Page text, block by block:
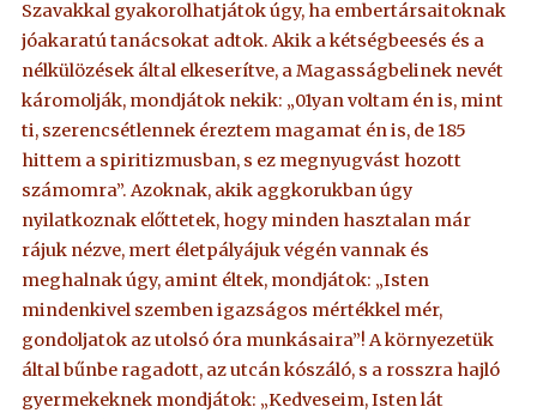
Szavakkal gyakorolhatjátok úgy, ha embertársaitoknak
jóakaratú tanácsokat adtok. Akik a kétségbeesés és a
nélkülözések által elkeserítve, a Magasságbelinek nevét
káromolják, mondjátok nekik: „01yan voltam én is, mint
ti, szerencsétlennek éreztem magamat én is, de 185
hittem a spiritizmusban, s ez megnyugvást hozott
számomra”. Azoknak, akik aggkorukban úgy
nyilatkoznak előttetek, hogy minden hasztalan már
rájuk nézve, mert életpályájuk végén vannak és
meghalnak úgy, amint éltek, mondjátok: „Isten
mindenkivel szemben igazságos mértékkel mér,
gondoljatok az utolsó óra munkásaira”! A környezetük
által bűnbe ragadott, az utcán kószáló, s a rosszra hajló
gyermekeknek mondjátok: „Kedveseim, Isten lát